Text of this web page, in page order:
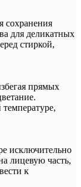
сохранения
для деликатных
стиркой,
прямых
исключительно
лицевую часть,
к